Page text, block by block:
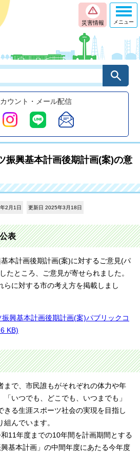
災害情報
ウント・メール配信
メニュー
振興基本計画後期計画(案)の意
2月1日 更新日 2025年3月18日
表
本計画後期計画(案)に対するご意見(パ
たところ、ご意見が寄せられました。
らに対する市の考え方を掲載しまし
興基本計画後期計画(案)パブリックコ
KB)
まで、市民誰もがそれぞれの体力や年
いつでも、どこでも、いつまでも」
きる生涯スポーツ社会の実現を目指し
んでいます。
11年度までの10年間を計画期間とする
興基本計画」の中間年度にあたる今年度